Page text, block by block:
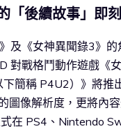
「後續故事」即
及《女神異聞錄3》
對戰格鬥動作遊戲《
下簡稱 P4U2）》將推
圖像解析度，更將內
在 PS4、Nintendo